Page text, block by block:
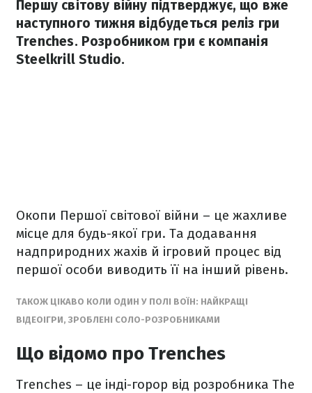
Першу світову війну підтверджує, що вже
наступного тижня відбудеться реліз гри
Trenches. Розробником гри є компанія
Steelkrill Studio.
Окопи Першої світової війни – це жахливе
місце для будь-якої гри. Та додавання
надприродних жахів й ігровий процес від
першої особи виводить її на інший рівень.
ТАКОЖ ЦІКАВО КОЛИ ОДИН У ПОЛІ ВОЇН: НАЙКРАЩІ
ВІДЕОІГРИ, ЗРОБЛЕНІ СОЛО-РОЗРОБНИКАМИ
Що відомо про Trenches
Trenches – це інді-горор від розробника The